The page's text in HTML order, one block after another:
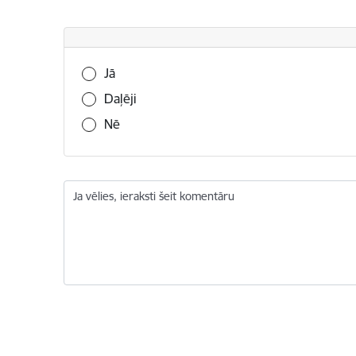
Vai šī informācija bija noderīga?
Jā
Daļēji
Nē
Ja vēlies, ieraksti šeit komentāru